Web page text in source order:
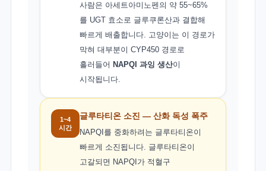
사람은 아세트아미노펜의 약 55~65%
를 UGT 효소로 글루쿠론산과 결합해
빠르게 배출합니다. 고양이는 이 경로가
막혀 대부분이 CYP450 경로로
흘러들어 NAPQI 과잉 생산이
시작됩니다.
1~4
시간
글루타티온 소진 — 산화 독성 폭주
NAPQI를 중화하려는 글루타티온이
빠르게 소진됩니다. 글루타티온이
고갈되면 NAPQI가 적혈구